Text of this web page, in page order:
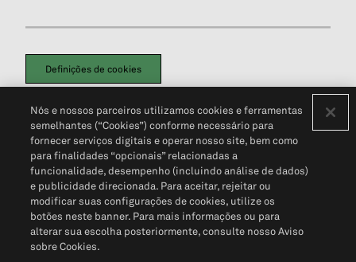
Definições de cookies
Política de PrivacidadePortal de privacidade do cliente (em inglês)
Não Venda Minhas Informações Pessoais© 2026 S&P Global
Nós e nossos parceiros utilizamos cookies e ferramentas
semelhantes (“Cookies”) conforme necessário para
fornecer serviços digitais e operar nosso site, bem como
para finalidades “opcionais” relacionadas a
funcionalidade, desempenho (incluindo análise de dados)
e publicidade direcionada. Para aceitar, rejeitar ou
modificar suas configurações de cookies, utilize os
botões neste banner. Para mais informações ou para
alterar sua escolha posteriormente, consulte nosso Aviso
sobre Cookies.